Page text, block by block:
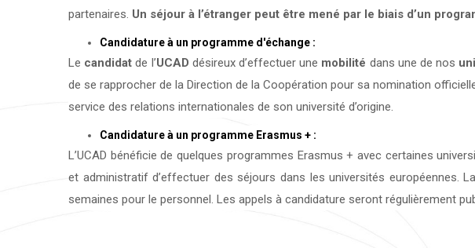
partenaires. Un séjour à l’étranger peut être mené par le biais d’un
Candidature à un programme d'échange :
Le candidat de l’UCAD désireux d’effectuer une mobilité dans une de nos
de se rapprocher de la Direction de la Coopération pour sa nomination
service des relations internationales de son université d’origine.
Candidature à un programme Erasmus + :
L’UCAD bénéficie de quelques programmes Erasmus + avec certaines
et administratif d’effectuer des séjours dans les universités
semaines pour le personnel. Les appels à candidature seront régulièrement